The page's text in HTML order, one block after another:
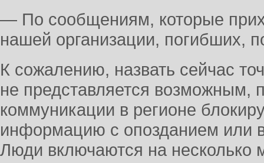
— По сообщениям, которые
нашей организации, погибших,
К сожалению, назвать сейчас
не представляется возможным,
коммуникации в регионе
информацию с опозданием или
Люди включаются на несколько